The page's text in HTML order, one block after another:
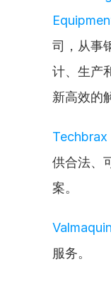
司，从事
计、生产
新高效的
Techbrax
供合法、
案。
服务。